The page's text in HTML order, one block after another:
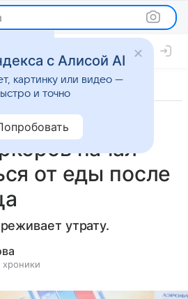
жизнь
начал
от еды после
утрату.
хроники
с Алисой AI
картинку или видео —
и точно